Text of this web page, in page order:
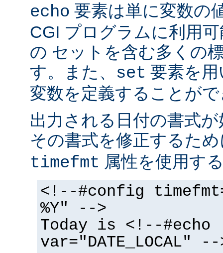
echo 要素は単に変数の
CGI プログラムに利用
の セットを含む多くの
す。また、 set 要素を
変数を定義することが
出力される日付の書式
その書式を修正するた
timefmt 属性を使用す
<!--#config
%Y" -->
Today is <!--#echo
var="DATE_LOCAL" --